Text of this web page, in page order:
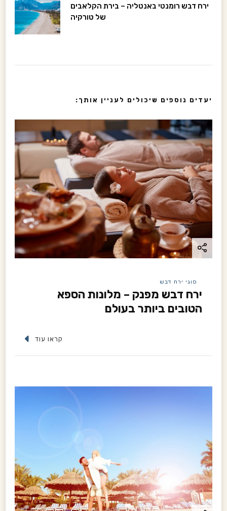
t
i
g
a
t
i
o
n
ירח דבש רומנטי באנטליה – בירת הקלאבים
של טורקיה
יעדים נוספים שיכולים לעניין אותך:
סוגי ירח דבש
ירח דבש מפנק – מלונות הספא
הטובים ביותר בעולם
קראו עוד